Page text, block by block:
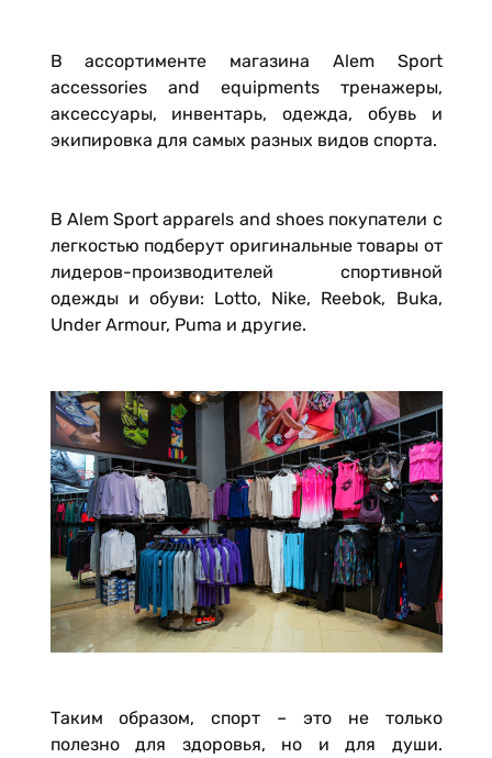
В ассортименте магазина Alem Sport
accessories and equipments тренажеры,
аксессуары, инвентарь, одежда, обувь и
экипировка для самых разных видов спорта.
В Alem Sport apparels and shoes покупатели с
легкостью подберут оригинальные товары от
лидеров-производителей спортивной
одежды и обуви: Lotto, Nike, Reebok, Buka,
Under Armour, Puma и другие.
Таким образом, спорт – это не только
полезно для здоровья, но и для души.